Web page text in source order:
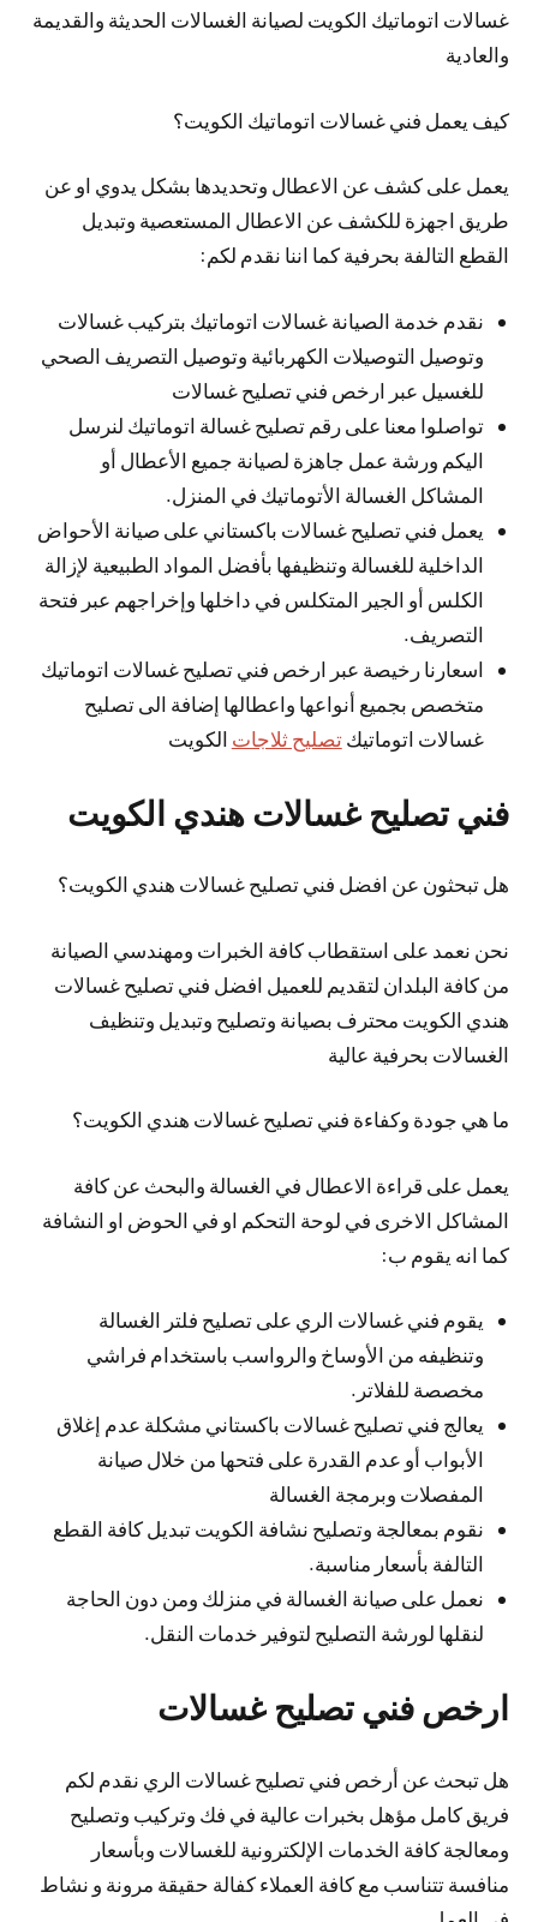
غسالات اتوماتيك الكويت لصيانة الغسالات الحديثة والقديمة
والعادية
كيف يعمل فني غسالات اتوماتيك الكويت؟
يعمل على كشف عن الاعطال وتحديدها بشكل يدوي او عن
طريق اجهزة للكشف عن الاعطال المستعصية وتبديل
القطع التالفة بحرفية كما اننا نقدم لكم:
نقدم خدمة الصيانة غسالات اتوماتيك بتركيب غسالات
وتوصيل التوصيلات الكهربائية وتوصيل التصريف الصحي
للغسيل عبر ارخص فني تصليح غسالات
تواصلوا معنا على رقم تصليح غسالة اتوماتيك لنرسل
اليكم ورشة عمل جاهزة لصيانة جميع الأعطال أو
المشاكل الغسالة الأتوماتيك في المنزل.
يعمل فني تصليح غسالات باكستاني على صيانة الأحواض
الداخلية للغسالة وتنظيفها بأفضل المواد الطبيعية لإزالة
الكلس أو الجير المتكلس في داخلها وإخراجهم عبر فتحة
التصريف.
اسعارنا رخيصة عبر ارخص فني تصليح غسالات اتوماتيك
متخصص بجميع أنواعها واعطالها إضافة الى تصليح
غسالات اتوماتيكتصليح ثلاجات الكويت
فني تصليح غسالات هندي الكويت
هل تبحثون عن افضل فني تصليح غسالات هندي الكويت؟
نحن نعمد على استقطاب كافة الخبرات ومهندسي الصيانة
من كافة البلدان لتقديم للعميل افضل فني تصليح غسالات
هندي الكويت محترف بصيانة وتصليح وتبديل وتنظيف
الغسالات بحرفية عالية
ما هي جودة وكفاءة فني تصليح غسالات هندي الكويت؟
يعمل على قراءة الاعطال في الغسالة والبحث عن كافة
المشاكل الاخرى في لوحة التحكم او في الحوض او النشافة
كما انه يقوم ب:
يقوم فني غسالات الري على تصليح فلتر الغسالة
وتنظيفه من الأوساخ والرواسب باستخدام فراشي
مخصصة للفلاتر.
يعالج فني تصليح غسالات باكستاني مشكلة عدم إغلاق
الأبواب أو عدم القدرة على فتحها من خلال صيانة
المفصلات وبرمجة الغسالة
نقوم بمعالجة وتصليح نشافة الكويت تبديل كافة القطع
التالفة بأسعار مناسبة.
نعمل على صيانة الغسالة في منزلك ومن دون الحاجة
لنقلها لورشة التصليح لتوفير خدمات النقل.
ارخص فني تصليح غسالات
هل تبحث عن أرخص فني تصليح غسالات الري نقدم لكم
فريق كامل مؤهل بخبرات عالية في فك وتركيب وتصليح
ومعالجة كافة الخدمات الإلكترونية للغسالات وبأسعار
منافسة تتناسب مع كافة العملاء كفالة حقيقة مرونة و نشاط